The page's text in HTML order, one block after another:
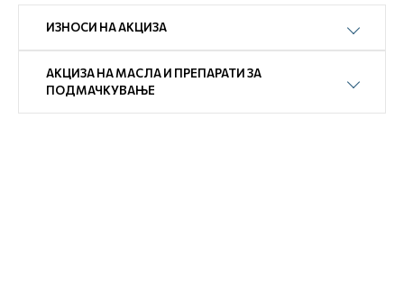
ИЗНОСИ НА АКЦИЗА
АКЦИЗА НА МАСЛА И ПРЕПАРАТИ ЗА
ПОДМАЧКУВАЊЕ